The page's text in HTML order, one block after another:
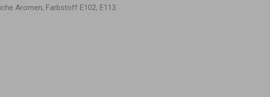
Aromen, Farbstoff E102, E113.